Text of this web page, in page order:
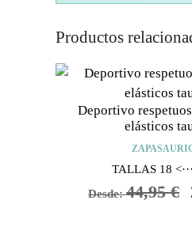
Productos
Deportivo
elásticos
TALLAS 18
Desde:44,95€